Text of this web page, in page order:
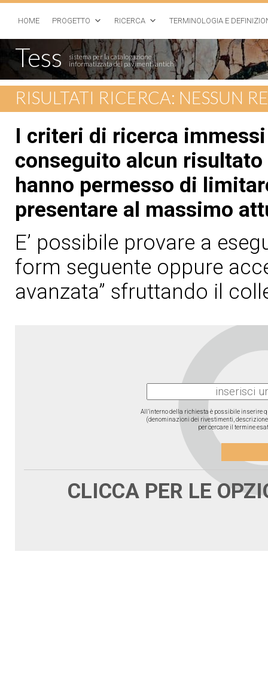
HOME PROGETTO RICERCA TERMINOLOGIA E
Tess
sistema per la catalogazione
informatizzata dei pavimenti antichi
RISULTATI RICERCA: NESSUN
I criteri di ricerca
conseguito alcun
hanno permesso di
presentare al massimo
E’ possibile provare a
form seguente oppure
avanzata” sfruttando il
All’interno della richiesta è possibile inserire
(denominazioni dei rivestimenti, descrizione
per cercare il termine
CLICCA PER LE